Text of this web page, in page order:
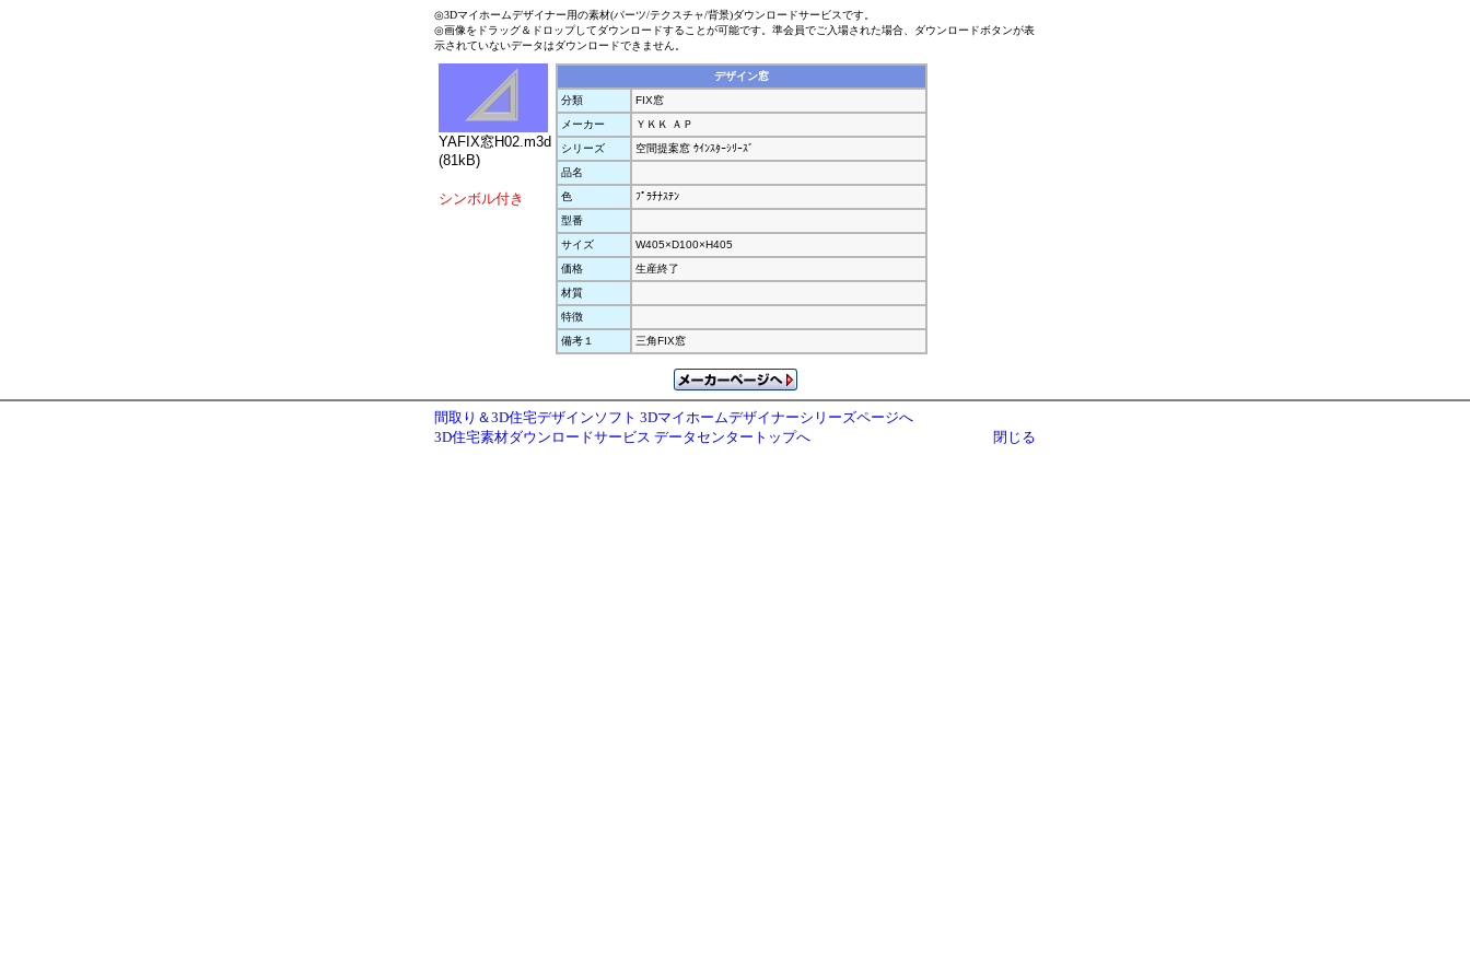
◎3Dマイホームデザイナー用の素材(パーツ/テクスチャ/背景)ダウンロードサービスです。
◎画像をドラッグ＆ドロップしてダウンロードすることが可能です。準会員でご入場された場合、ダウンロードボタンが表
示されていないデータはダウンロードできません。
YAFIX窓H02.m3d
(81kB)
シンボル付き
デザイン窓
分類
FIX窓
メーカー
ＹＫＫ ＡＰ
シリーズ
空間提案窓 ｳｲﾝｽﾀｰｼﾘｰｽﾞ
品名
色
ﾌﾟﾗﾁﾅｽﾃﾝ
型番
サイズ
W405×D100×H405
価格
生産終了
材質
特徴
備考１
三角FIX窓
間取り＆3D住宅デザインソフト 3Dマイホームデザイナーシリーズページへ
3D住宅素材ダウンロードサービス データセンタートップへ
閉じる